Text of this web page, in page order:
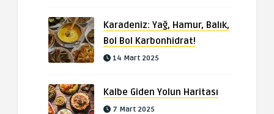
Karadeniz: Yağ, Hamur, Balık,
Bol Bol Karbonhidrat!
14 Mart 2025
Kalbe Giden Yolun Haritası
7 Mart 2025